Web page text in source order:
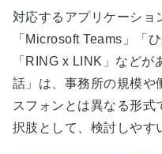
対応するアプリケーショ
「Microsoft Teams」「
「RING x LINK」など
話」は、事務所の規模や
スフォンとは異なる形式
択肢として、検討しやす